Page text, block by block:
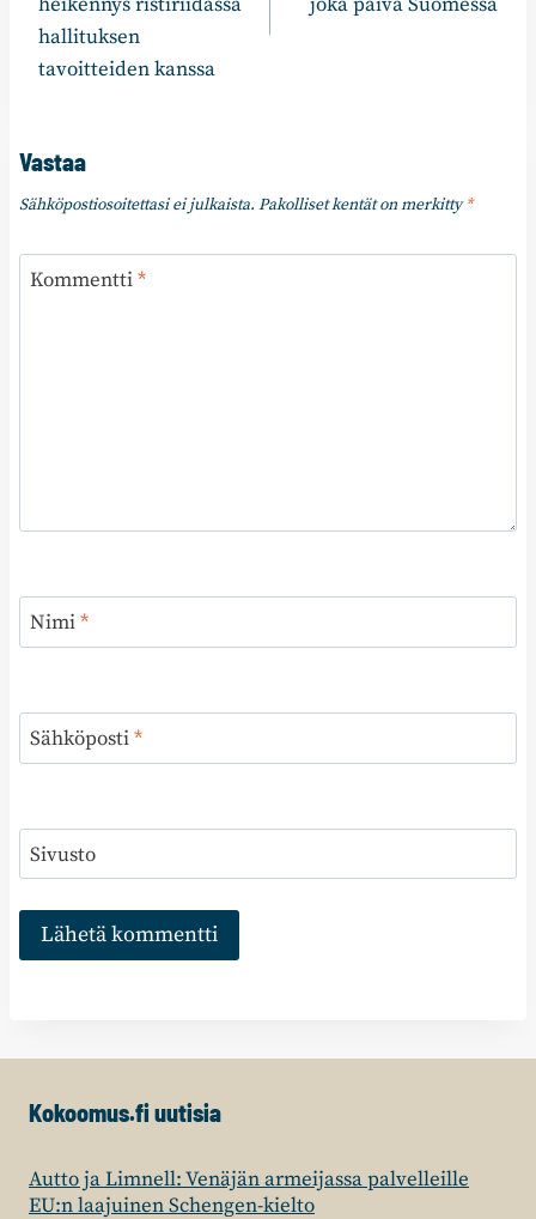
hallituksen
tavoitteiden kanssa
Vastaa
Sähköpostiosoitettasi ei julkaista. Pakolliset kentät on merkitty*
Kommentti*
Nimi*
Sähköposti*
Sivusto
Kokoomus.fi uutisia
Autto ja Limnell: Venäjän armeijassa palvelleille
EU:n laajuinen Schengen-kielto